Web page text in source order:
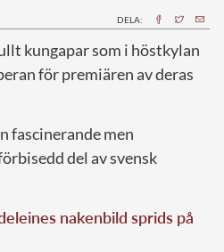
DELA:
kungapar som i höstkylan
för premiären av deras
fascinerande men
del av svensk
nakenbild sprids på